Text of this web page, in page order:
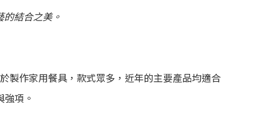
的結合之美。
製作家用餐具，款式眾多，近年的主要產品均適合
項。